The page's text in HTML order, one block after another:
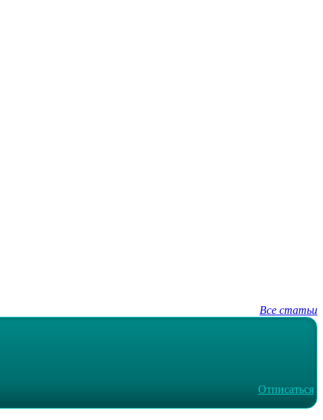
Все статьи
Отписаться